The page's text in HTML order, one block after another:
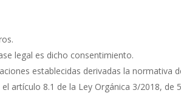
legal es dicho consentimiento.
establecidas derivadas la normativa
artículo 8.1 de la Ley Orgánica 3/2018, de